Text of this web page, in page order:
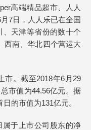
高端精品超市、人人
7日，人人乐已在全国
、天津等省份的数十个
西南、华北四个营运大
市。截至2018年6月29
市值为44.56亿元。据
的市值为131亿元。
于上市公司股东的净